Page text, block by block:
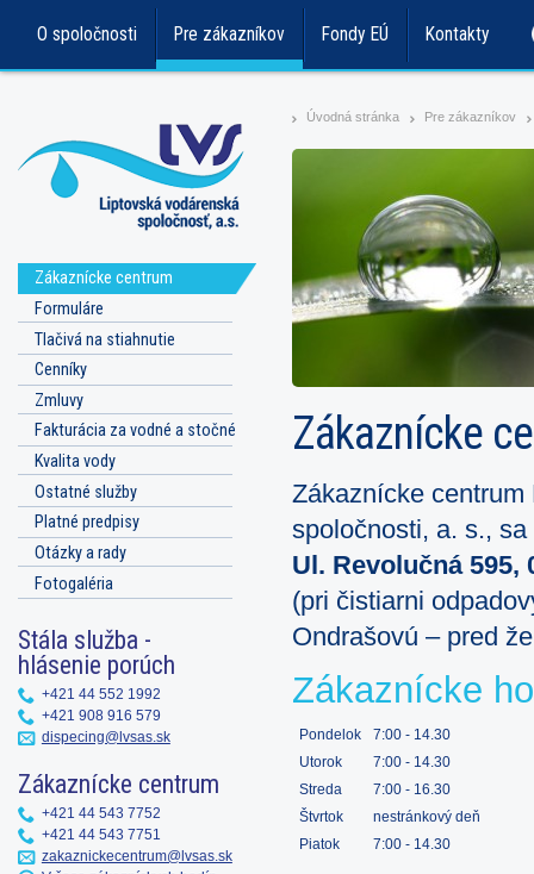
O spoločnosti Pre zákazníkov Fondy EÚ Kontakty
> Úvodná stránka > Pre zákazníkov >
Zákaznícke
Zákaznícke
spoločnosti, a. s.,
Ul. Revolučná 595,
(pri čistiarni
Ondrašovú – pred
Zákaznícke
Pondelok
7:00 - 14.30
Utorok
7:00 - 14.30
Streda
7:00 - 16.30
Štvrtok
nestránkový deň
Piatok
7:00 - 14.30
Zákaznícke centrum
Formuláre
Tlačivá na stiahnutie
Cenníky
Zmluvy
Fakturácia za vodné a stočné
Kvalita vody
Ostatné služby
Platné predpisy
Otázky a rady
Fotogaléria
Stála služba -
hlásenie porúch
+421 44 552 1992
+421 908 916 579
dispecing@lvsas.sk
Zákaznícke centrum
+421 44 543 7752
+421 44 543 7751
zakaznickecentrum@lvsas.sk